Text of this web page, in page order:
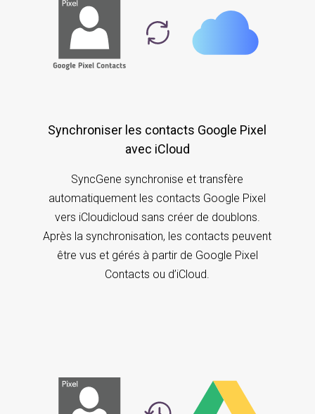
Synchroniser les contacts Google Pixel
avec iCloud
SyncGene synchronise et transfère
automatiquement les contacts Google Pixel
vers iCloudicloud sans créer de doublons.
Après la synchronisation, les contacts peuvent
être vus et gérés à partir de Google Pixel
Contacts ou d’iCloud.